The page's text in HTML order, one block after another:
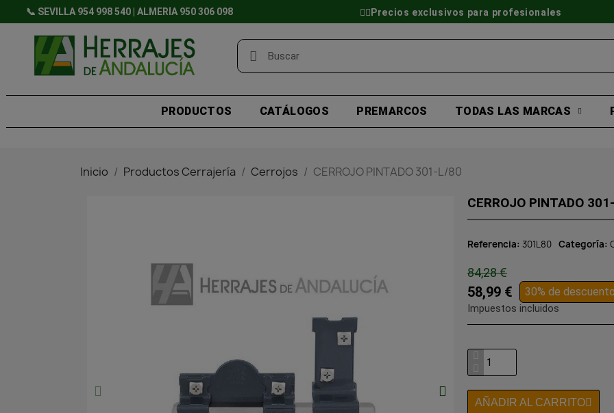
📞 SEVILLA 954 998 540 | ALMERÍA 950 306 098 👷‍♂️Precios exclusivos para profesionales
PRODUCTOS CATÁLOGOS PREMARCOS TODAS LAS MARCAS
Inicio Productos Cerrajería Cerrojos CERROJO PINTADO 301-L/80
CERROJO PINTADO
Referencia 301L80 Categoría
84,28 €
58,99 € 30% de descuento
Impuestos incluidos
AÑADIR AL CARRITO